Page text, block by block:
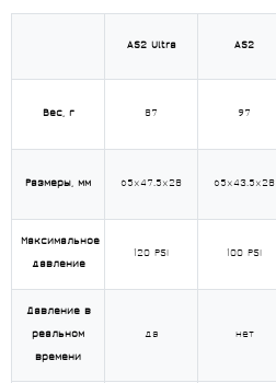
AS2 Ultra AS2
Вес, г 87 97
Размеры, мм 65х47.5х28 65х43.5х28
Максимальное
давление
120 PSI 100 PSI
Давление в
реальном
времени
да нет